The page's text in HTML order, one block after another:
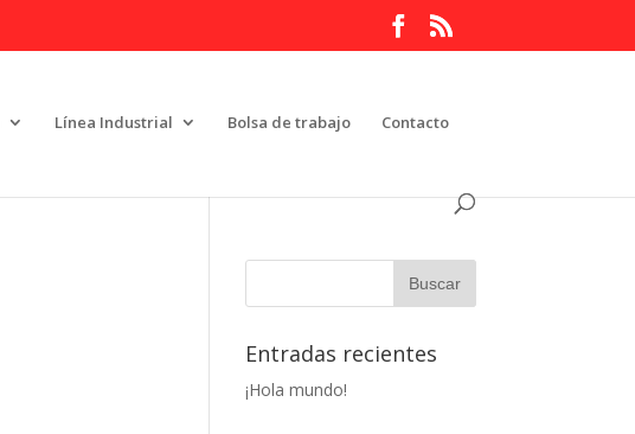
Línea Industrial Bolsa de trabajo Contacto
Entradas recientes
¡Hola mundo!